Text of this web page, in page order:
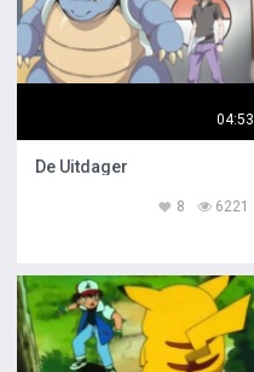
04:53
De Uitdager
6221
8